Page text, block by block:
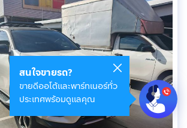
สนใจขายรถ?
ขายดีออโต้และพาร์ทเนอร์ทั่ว
ประเทศพร้อมดูแลคุณ